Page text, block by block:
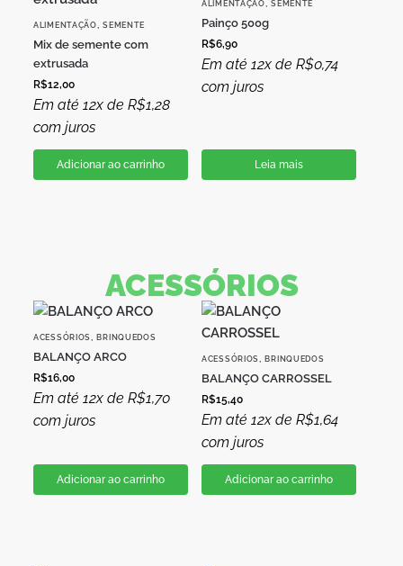
ALIMENTAÇÃO ,SEMENTE
Mix de semente com
extrusada
R$12,00
Em até 12x de R$1,28
com juros
Adicionar ao carrinho
ALIMENTAÇÃO ,SEMENTE
Painço 500g
R$6,90
Em até 12x de R$0,74
com juros
Leia mais
ACESSÓRIOS
ACESSÓRIOS ,BRINQUEDOS
BALANÇO ARCO
R$16,00
Em até 12x de R$1,70
com juros
Adicionar ao carrinho
ACESSÓRIOS ,BRINQUEDOS
BALANÇO CARROSSEL
R$15,40
Em até 12x de R$1,64
com juros
Adicionar ao carrinho